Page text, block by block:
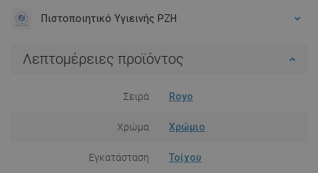
Πιστοποιητικό Υγιεινής PZH
Λεπτομέρειες προϊόντος
Σειρά Royo
Χρώμα Χρώμιο
Εγκατάσταση Τοίχου